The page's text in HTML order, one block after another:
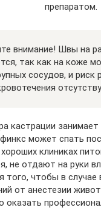
препаратом.
внимание! Швы на
так как на коже
сосудов, и риск
кастрации
может спать
хороших клиниках
не отдают на руки
того, чтобы в случае
от анестезии
оказать